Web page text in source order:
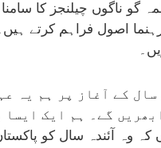
گو ناگوں چیلنجز کا
اصول فراہم کرتے
کے آغاز پر ہم یہ
گے۔ ہم ایک
کہ وہ آئندہ سال کو